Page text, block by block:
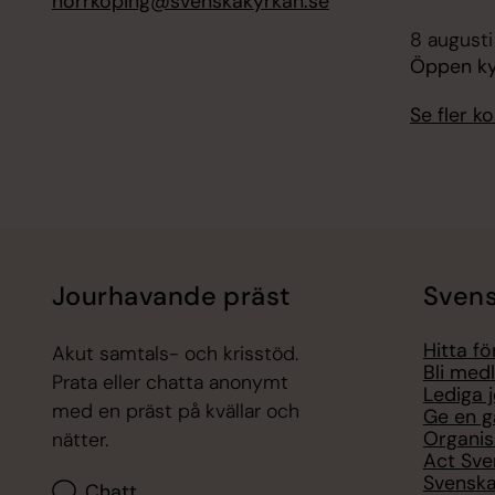
8
Öppen
Se fler
Jourhavande präst
Akut samtals- och krisstöd.
Prata eller chatta anonymt
med en präst på kvällar och
nätter.
Hitta
Bli
Lediga
Ge en
Act